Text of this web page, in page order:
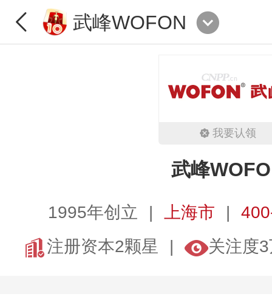
武峰WOFON
我要认领
武峰
1995年创立 上海市
注册资本2颗星
关注度